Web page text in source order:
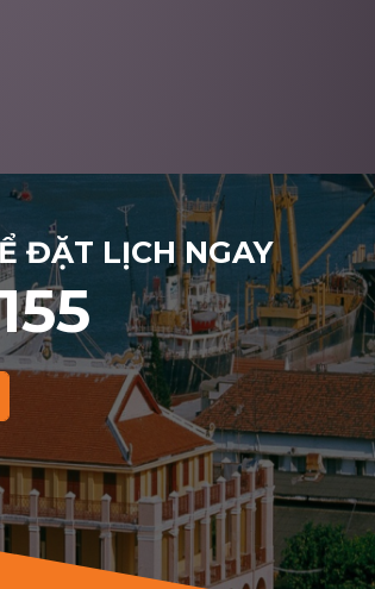
ĐẶT LỊCH NGAY